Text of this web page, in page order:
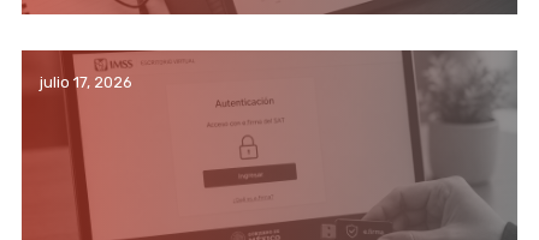
julio 17, 2026